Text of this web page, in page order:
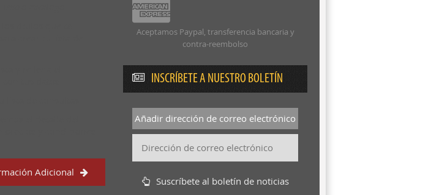
Adicional
Aceptamos Paypal, transferencia bancaria y
contra-reembolso
INSCRÍBETE A NUESTRO BOLETÍN
Añadir dirección de correo electrónico
Suscríbete al boletín de noticias